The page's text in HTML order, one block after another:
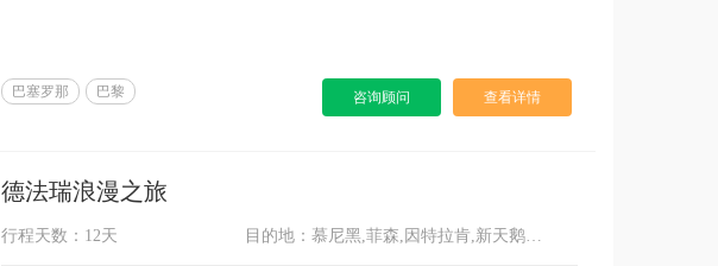
巴塞罗那 巴黎 咨询顾问 查看详情
德法瑞浪漫之旅
行程天数：12天 目的地：慕尼黑,菲森,因特拉肯,新天鹅堡,少女峰,苏黎世,琉森,日内瓦